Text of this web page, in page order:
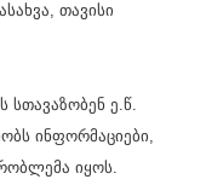
თავისი
სთავაზობენ ე.წ.
ინფორმაციები,
იყოს.